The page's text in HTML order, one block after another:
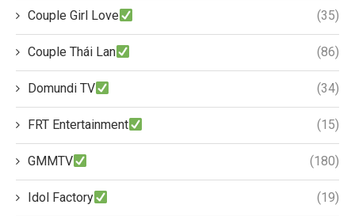
Couple Girl Love (35)
Couple Thái Lan (86)
Domundi TV (34)
FRT Entertainment (15)
GMMTV (180)
Idol Factory (19)